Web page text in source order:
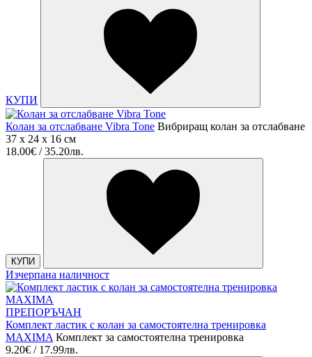
КУПИ
Колан за отслабване Vibra Tone Вибриращ колан за отслабване
37 x 24 x 16 см
18.00€ / 35.20лв.
КУПИ
Изчерпана наличност
ПРЕПОРЪЧАН
Комплект ластик с колан за самостоятелна тренировка
MAXIMA Комплект за самостоятелна тренировка
9.20€ / 17.99лв.